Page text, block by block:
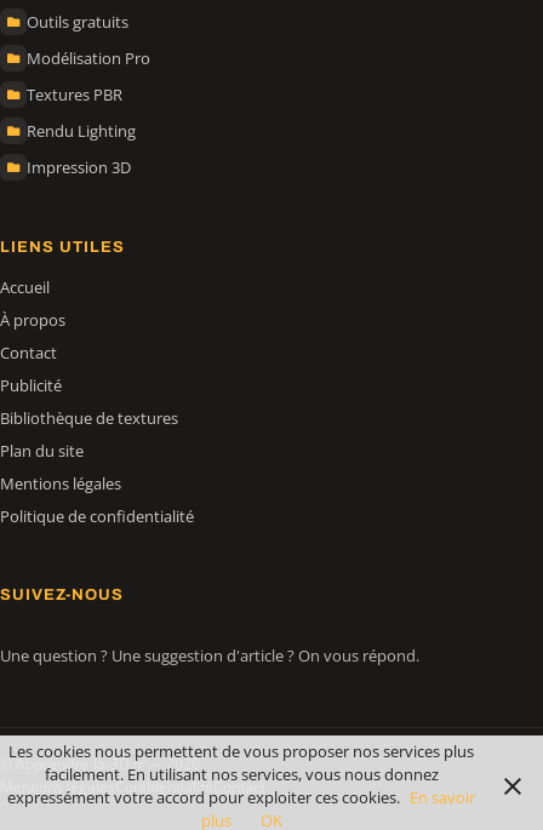
Outils gratuits
Modélisation Pro
Textures PBR
Rendu Lighting
Impression 3D
LIENS UTILES
Accueil
À propos
Contact
Publicité
Bibliothèque de textures
Plan du site
Mentions légales
Politique de confidentialité
SUIVEZ-NOUS
Une question ? Une suggestion d'article ? On vous répond.
© Apprendre-la-3D.fr — 2026
Mentions légales
Confidentialité
Les cookies nous permettent de vous proposer nos services plus
facilement. En utilisant nos services, vous nous donnez
expressément votre accord pour exploiter ces cookies. En savoir
plus
OK